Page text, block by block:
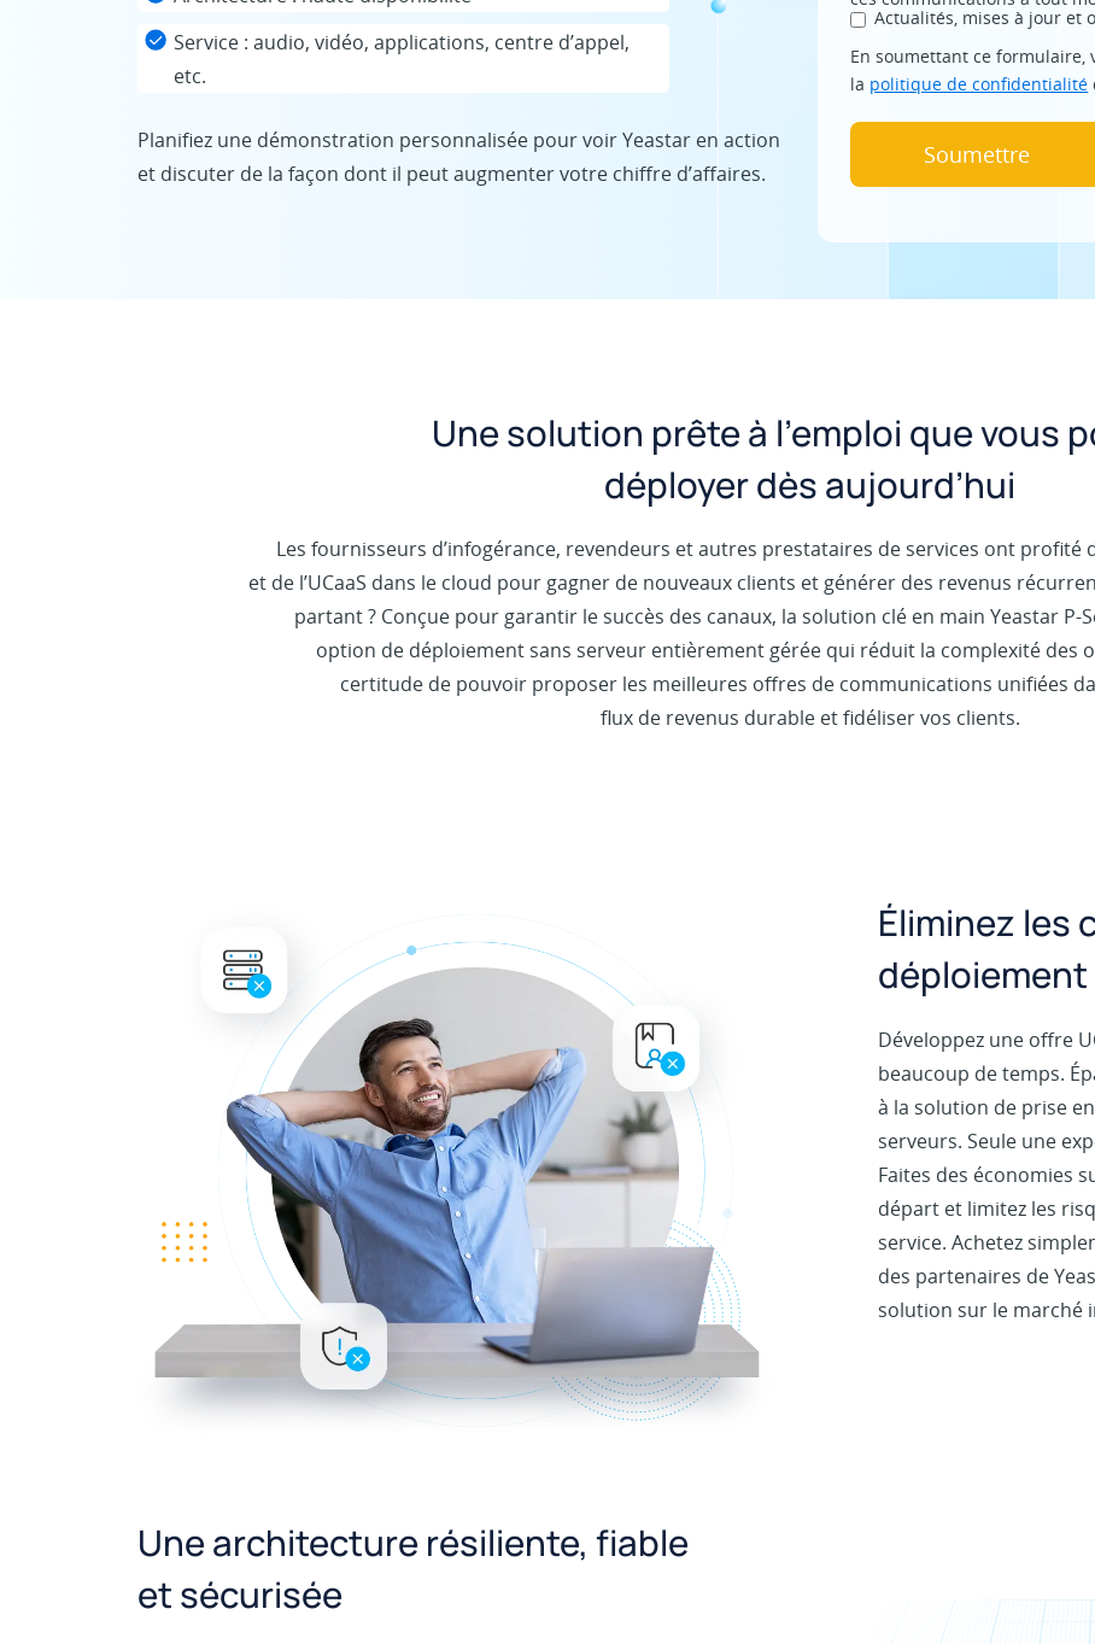
Service : audio, vidéo, applications, centre d’appel,
etc.
Planifiez une démonstration personnalisée pour voir Yeastar en action
et discuter de la façon dont il peut augmenter votre chiffre d’affaires.
Actualités, mises à jour et
En soumettant ce formulaire,
la politique de confidentialité
Une solution prête à l’emploi que vous
déployer dès aujourd’hui
Les fournisseurs d’infogérance, revendeurs et autres prestataires de services ont profité
et de l’UCaaS dans le cloud pour gagner de nouveaux clients et générer des revenus
partant ? Conçue pour garantir le succès des canaux, la solution clé en main Yeastar P-
option de déploiement sans serveur entièrement gérée qui réduit la complexité des
certitude de pouvoir proposer les meilleures offres de communications unifiées
flux de revenus durable et fidéliser vos clients.
Éliminez les
Développez une offre
beaucoup de temps.
à la solution de prise
serveurs. Seule une
Faites des économies
départ et limitez les
service. Achetez
des partenaires de
solution sur le marché
Une architecture résiliente, fiable
et sécurisée